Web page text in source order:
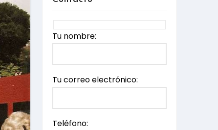
Tu nombre:
Tu correo electrónico:
Teléfono: